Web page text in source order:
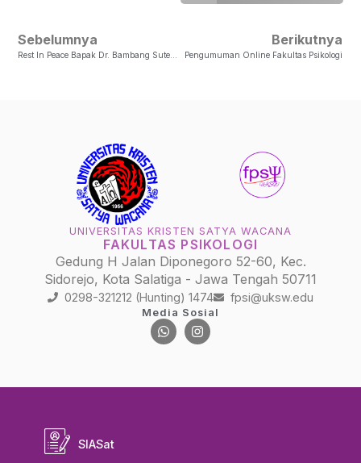
Sebelumnya Berikutnya
Pengumuman Online Fakultas Psikologi
UNIVERSITAS KRISTEN SATYA WACANA
FAKULTAS PSIKOLOGI
Gedung H Jalan Diponegoro 52-60, Kec.
Sidorejo, Kota Salatiga - Jawa Tengah 50711
0298-321212 (Hunting) 1474 fpsi@uksw.edu
Media Sosial
SIASat